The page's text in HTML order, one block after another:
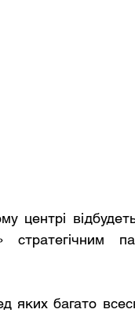
центрі
стратегічним
яких багато